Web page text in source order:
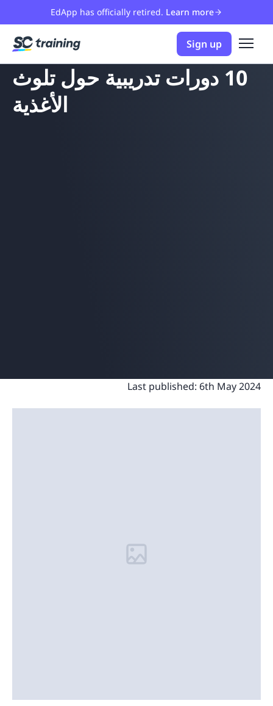
EdApp has officially retired. Learn more
Sign up
10 دورات تدريبية حول تلوث
الأغذية
Last published: 6th May 2024